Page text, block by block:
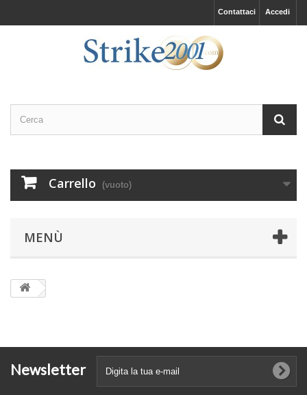
Accedi
Contattaci
Carrello (vuoto)
MENÙ
Newsletter